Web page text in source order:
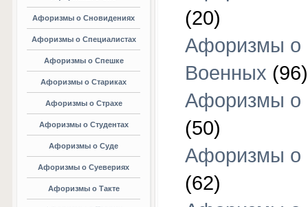
Афоризмы о Сновидениях
Афоризмы о Специалистах
Афоризмы о Спешке
Афоризмы о Стариках
Афоризмы о Страхе
Афоризмы о Студентах
Афоризмы о Суде
Афоризмы о Суевериях
Афоризмы о Такте
(20)
Афоризмы о
Военных (96)
Афоризмы о
(50)
Афоризмы о
(62)